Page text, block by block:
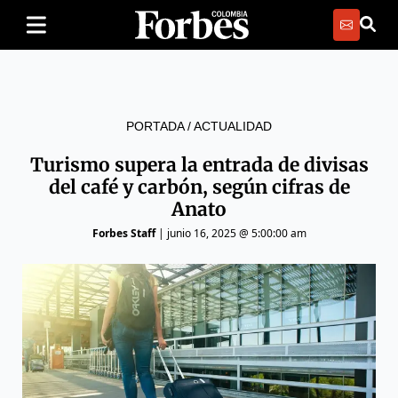
PORTADA/ACTUALIDAD
Turismo supera la entrada de divisas
del café y carbón, según cifras de
Anato
Forbes Staff| junio 16, 2025 @ 5:00:00 am